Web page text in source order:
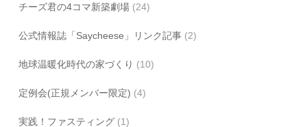
チーズ君の4コマ新築劇場 (24)
公式情報誌「Saycheese」リンク記事 (2)
地球温暖化時代の家づくり (10)
定例会(正規メンバー限定) (4)
実践！ファスティング (1)